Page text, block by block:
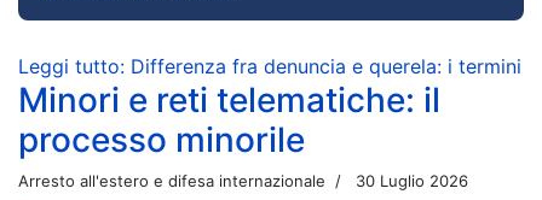
Leggi tutto: Differenza fra denuncia e querela: i termini
Minori e reti telematiche: il
processo minorile
Arresto all'estero e difesa internazionale 30 Luglio 2026